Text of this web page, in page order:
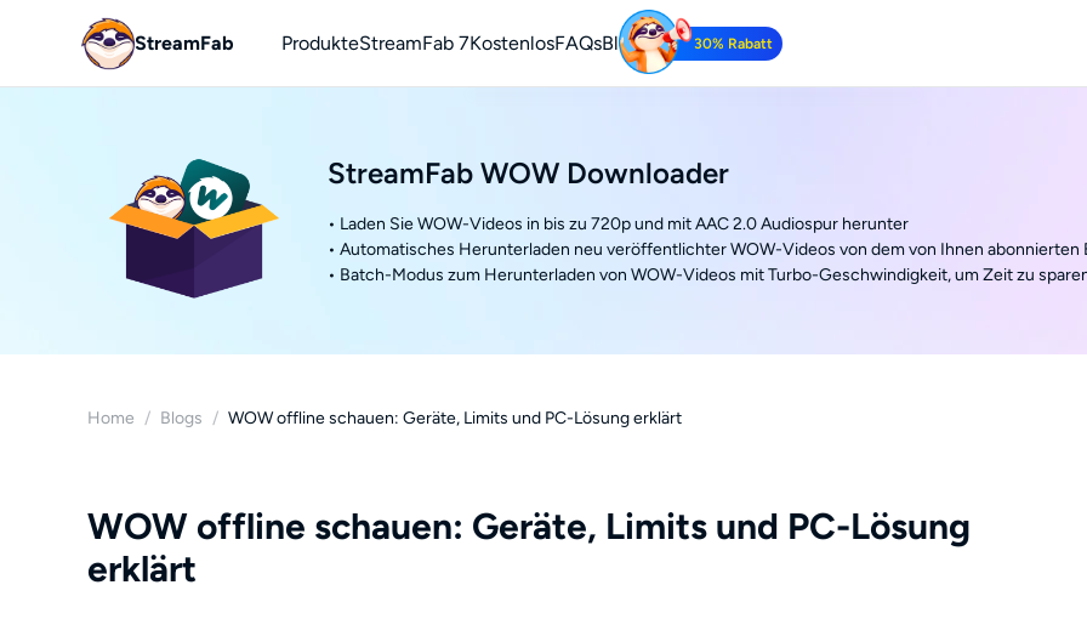
StreamFab ProdukteStreamFab 7Kostenlos
YouTube-Videos kostenlos herunterladen.
FAQsBlog 30% Rabatt
StreamFab WOW Downloader
• Laden Sie WOW-Videos in bis zu 720p und mit AAC 2.0 Audiospur herunter
• Automatisches Herunterladen neu veröffentlichter WOW-Videos von dem von Ihnen abonnierten
• Batch-Modus zum Herunterladen von WOW-Videos mit Turbo-Geschwindigkeit, um Zeit zu
Home / Blogs / WOW offline schauen: Geräte, Limits und PC-Lösung erklärt
WOW offline schauen: Geräte, Limits und PC-Lösung
erklärt